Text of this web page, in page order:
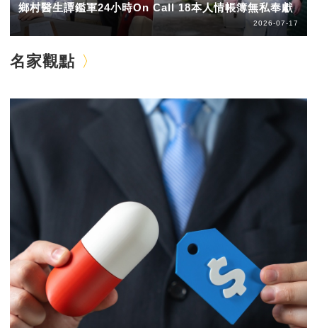
鄉村醫生譚鑑軍24小時On Call 18本人情帳簿無私奉獻
2026-07-17
名家觀點